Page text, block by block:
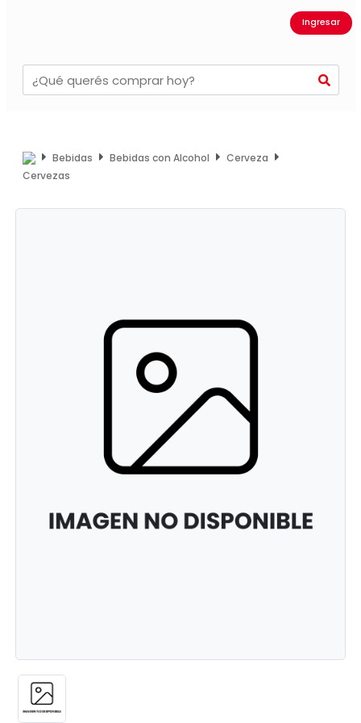
Ingresar
Bebidas Bebidas con Alcohol
Cerveza
Cervezas